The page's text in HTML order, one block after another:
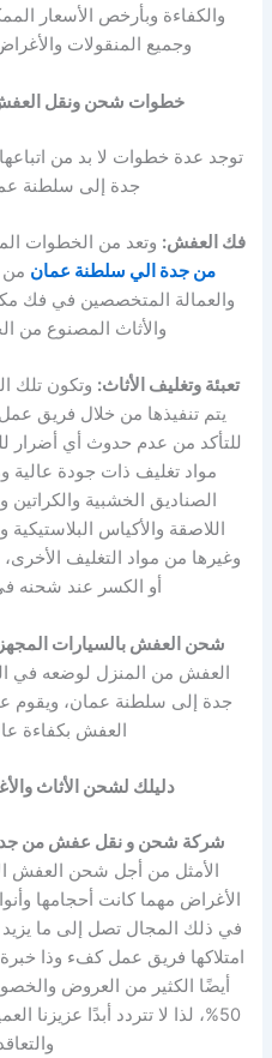
والكفاءة وبأرخص الأسعار
وجميع المنقولات
خطوات شحن ونقل
توجد عدة خطوات لا بد من
جدة إلى سلطنة
فك العفش: وتعد من الخطوات
من جدة الي سلطنة عمان من
والعمالة المتخصصين في فك
والأثاث المصنوع من
تعبئة وتغليف الأثاث: وتكون تلك
يتم تنفيذها من خلال فريق
للتأكد من عدم حدوث أي أضرار
الصناديق الخشبية والكراتين
اللاصقة والأكياس البلاستيكية
وغيرها من مواد التغليف
أو الكسر عند شحنه
شحن العفش بالسيارات
العفش من المنزل لوضعه في
جدة إلى سلطنة عمان، ويقوم
العفش بكفاءة
دليلك لشحن الأثاث
شركة شحن و نقل عفش من
الأمثل من أجل شحن العفش
الأغراض مهما كانت أحجامها
في ذلك المجال تصل إلى ما
امتلاكها فريق عمل كفء وذا
أيضًا الكثير من العروض
50%، لذا لا تتردد أبدًا